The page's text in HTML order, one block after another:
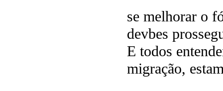
se melhorar o
devbes
E todos
migração,